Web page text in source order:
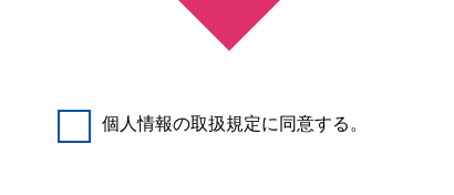
個人情報の取扱規定に同意する。